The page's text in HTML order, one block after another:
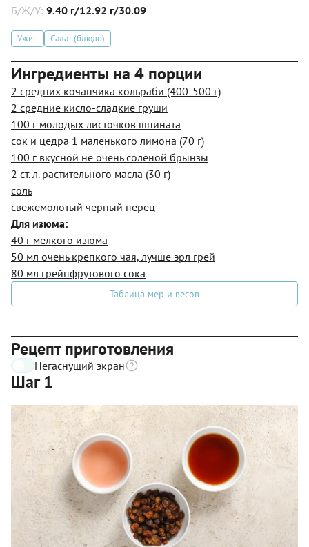
Б/Ж/У: 9.40 г/12.92 г/30.09
Ужин Салат (блюдо)
Ингредиенты на 4 порции
2 средних кочанчика кольраби (400-500 г)
2 средние кисло-сладкие груши
100 г молодых листочков шпината
сок и цедра 1 маленького лимона (70 г)
100 г вкусной не очень соленой брынзы
2 ст. л. растительного масла (30 г)
соль
свежемолотый черный перец
Для изюма:
40 г мелкого изюма
50 мл очень крепкого чая, лучше эрл грей
80 мл грейпфрутового сока
Таблица мер и весов
Рецепт приготовления
Негаснущий экран
Шаг 1